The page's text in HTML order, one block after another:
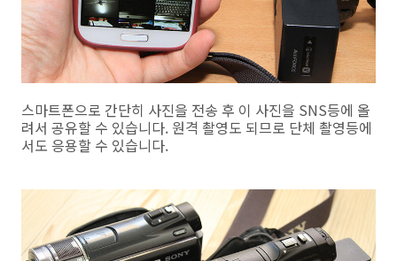
스마트폰으로 간단히 사진을 전송 후 이 사진을 SNS등에 올
려서 공유할 수 있습니다. 원격 촬영도 되므로 단체 촬영등에
서도 응용할 수 있습니다.